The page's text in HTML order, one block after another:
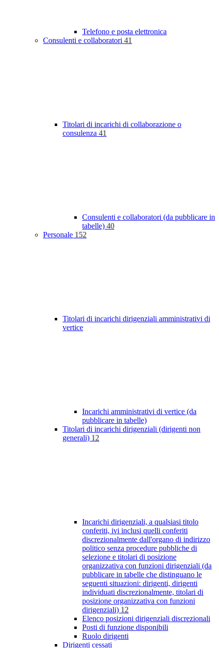
Telefono e posta elettronica
Consulenti e collaboratori 41
Titolari di incarichi di collaborazione o
consulenza 41
Consulenti e collaboratori (da pubblicare in
tabelle) 40
Personale 152
Titolari di incarichi dirigenziali amministrativi di
vertice
Incarichi amministrativi di vertice (da
pubblicare in tabelle)
Titolari di incarichi dirigenziali (dirigenti non
generali) 12
Incarichi dirigenziali, a qualsiasi titolo
conferiti, ivi inclusi quelli conferiti
discrezionalmente dall'organo di indirizzo
politico senza procedure pubbliche di
selezione e titolari di posizione
organizzativa con funzioni dirigenziali (da
pubblicare in tabelle che distinguano le
seguenti situazioni: dirigenti, dirigenti
individuati discrezionalmente, titolari di
posizione organizzativa con funzioni
dirigenziali) 12
Elenco posizioni dirigenziali discrezionali
Posti di funzione disponibili
Ruolo dirigenti
Dirigenti cessati